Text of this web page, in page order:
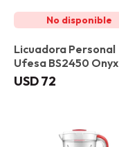
Licuadora Personal
Ufesa BS2450 Onyx
USD72